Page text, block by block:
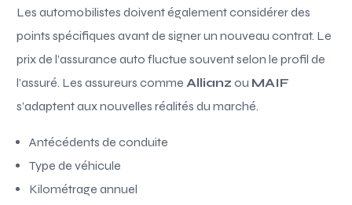
Les automobilistes doivent également considérer des
points spécifiques avant de signer un nouveau contrat. Le
prix de l’assurance auto fluctue souvent selon le profil de
l’assuré. Les assureurs comme Allianz ou MAIF
s’adaptent aux nouvelles réalités du marché.
Antécédents de conduite
Type de véhicule
Kilométrage annuel